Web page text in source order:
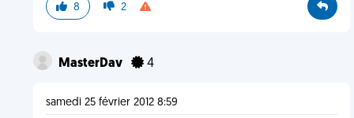
8 2
MasterDav 4
samedi 25 février 2012 8:59